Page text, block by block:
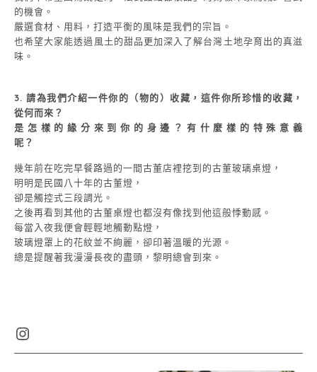
的機會。
嚴選食材、用料，打造平衡的風味是我們的宗旨。
也希望大家能透過風土的甜品更加深入了解台灣土地孕育出的真滋
味。
3. 請為我們介紹一件你的（物的）收藏，這件你所珍惜的收藏，
從何而來？
是怎樣的緣分來到你的身邊？有什麼樣的特殊意義
呢？
幾年前在吃完早餐路過的一間古董店裡挖到的古董玻璃桌燈，
明明是民國八十年的古董燈，
卻是觸控式三段調光。
之後再看到其他的古董桌燈也都沒有像找到他這般悸動感。
每當入夜我便會輕輕地觸動點燈，
玻璃燈罩上的花紋並不絢麗，卻印著溫暖的光源。
總是提醒著我漫漫長夜的盡頭，黎明總會到來。